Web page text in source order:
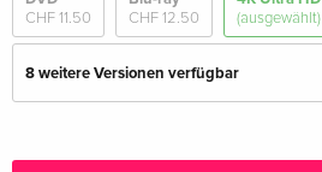
CHF 11.50 CHF 12.50 (ausgewählt)
8 weitere Versionen verfügbar